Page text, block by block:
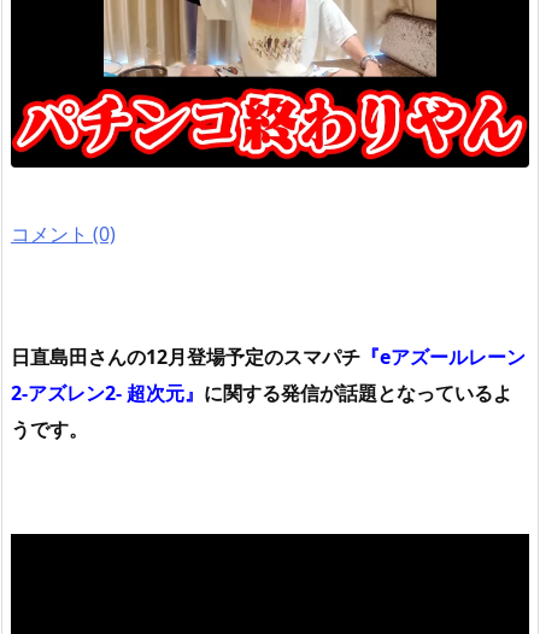
コメント (0)
日直島田さんの12月登場予定のスマパチ 『eアズールレーン
2-アズレン2- 超次元』 に関する発信が話題となっているよ
うです。